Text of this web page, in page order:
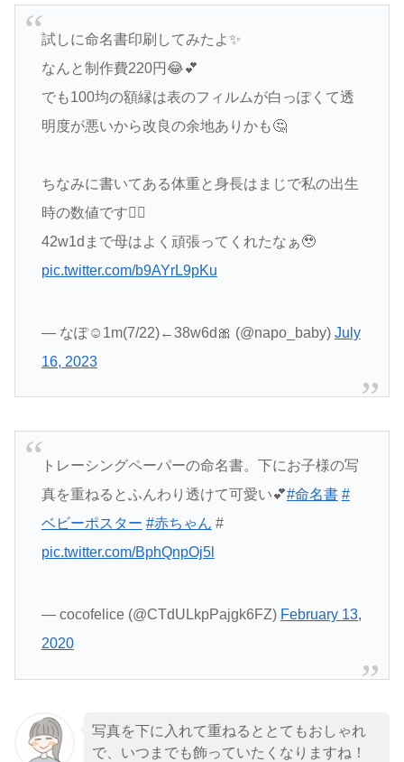
試しに命名書印刷してみたよ✨
なんと制作費220円😂💕
でも100均の額縁は表のフィルムが白っぽくて透
明度が悪いから改良の余地ありかも🤔
ちなみに書いてある体重と身長はまじで私の出生
時の数値です👍🏻
42w1dまで母はよく頑張ってくれたなぁ🥹
pic.twitter.com/b9AYrL9pKu
— なぽ☺︎1m(7/22)←38w6d🎀 (@napo_baby) July
16, 2023
トレーシングペーパーの命名書。下にお子様の写
真を重ねるとふんわり透けて可愛い💕#命名書 #
ベビーポスター #赤ちゃん #
pic.twitter.com/BphQnpOj5l
— cocofelice (@CTdULkpPajgk6FZ) February 13,
2020
写真を下に入れて重ねるととてもおしゃれ
で、いつまでも飾っていたくなりますね！